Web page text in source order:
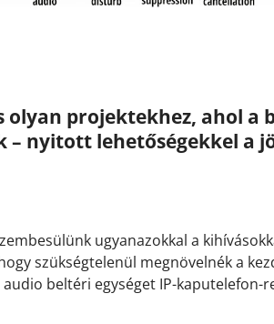
olyan projektekhez, ahol a
– nyitott lehetőségekkel a
ugyanazokkal a
szükségtelenül megnövelnék a
beltéri egységet IP-kaputelefon-